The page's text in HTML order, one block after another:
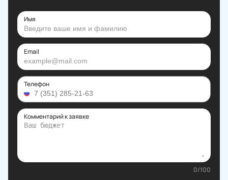
Имя
Email
Телефон
Комментарий к заявке
0/100